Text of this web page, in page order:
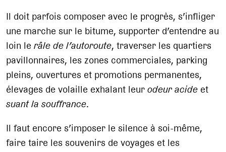
Il doit parfois composer avec le progrès, s’infliger
une marche sur le bitume, supporter d’entendre au
loin lerâle de l’autoroute, traverser les quartiers
pavillonnaires, les zones commerciales, parking
pleins, ouvertures et promotions permanentes,
élevages de volaille exhalant leurodeur acide et
suant la souffrance.
Il faut encore s’imposer le silence à soi-même,
faire taire les souvenirs de voyages et les